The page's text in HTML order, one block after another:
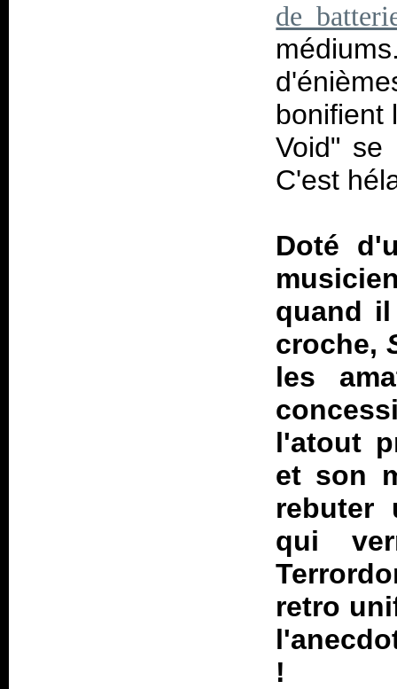
de
bonifient
Void" se
C'est
Doté
quand
croche,
les
l'atout
et son
rebuter
qui
retro
!